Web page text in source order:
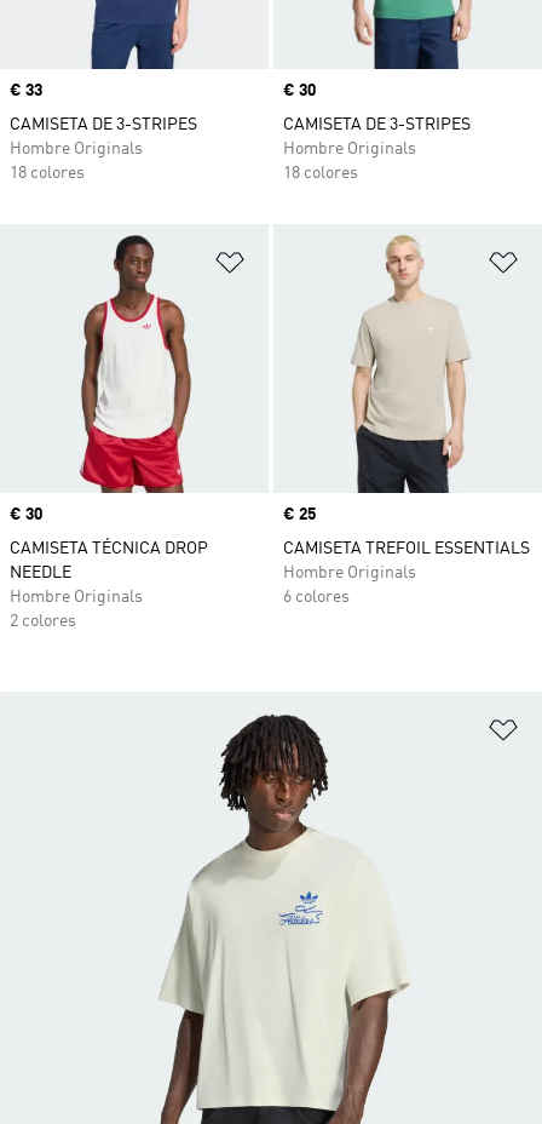
Precio
€ 33
CAMISETA DE 3-STRIPES
Hombre Originals
18 colores
Precio
€ 30
CAMISETA DE 3-STRIPES
Hombre Originals
18 colores
Añadir a la lista de deseos
Precio
€ 30
CAMISETA TÉCNICA DROP
NEEDLE
Hombre Originals
2 colores
Precio
€ 25
CAMISETA TREFOIL ESSENTIALS
Hombre Originals
6 colores